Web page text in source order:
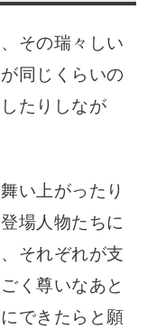
その瑞々しい
同じくらいの
たりしなが
い上がったり
場人物たちに
それぞれが支
く尊いなあと
できたらと願